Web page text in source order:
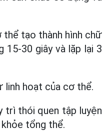
thể tạo thành hình chữ
15-30 giây và lặp lại 3
linh hoạt của cơ thể.
trì thói quen tập luyện
tổng thể.